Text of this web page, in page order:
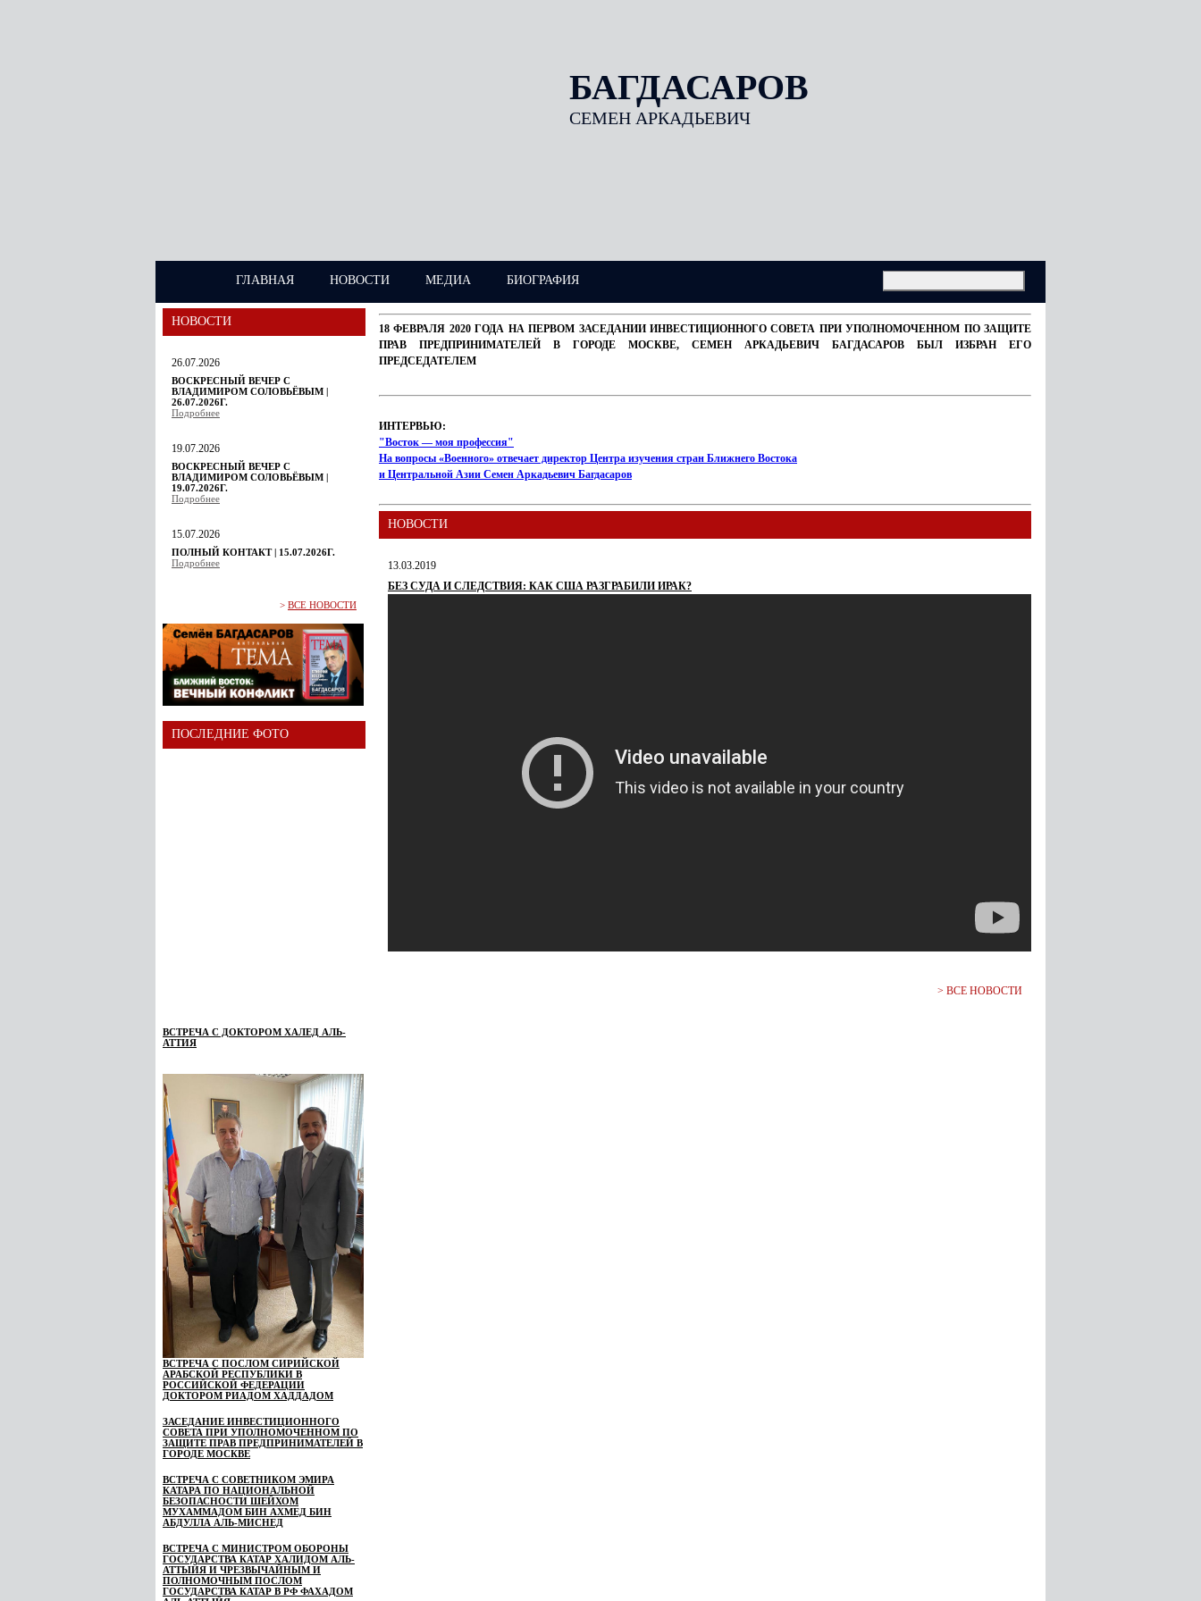
БАГДАСАРОВ
СЕМЕН АРКАДЬЕВИЧ
ГЛАВНАЯ НОВОСТИ МЕДИА БИОГРАФИЯ
НОВОСТИ
26.07.2026
ВОСКРЕСНЫЙ ВЕЧЕР С
ВЛАДИМИРОМ СОЛОВЬЁВЫМ |
26.07.2026Г.
Подробнее
19.07.2026
ВОСКРЕСНЫЙ ВЕЧЕР С
ВЛАДИМИРОМ СОЛОВЬЁВЫМ |
19.07.2026Г.
Подробнее
15.07.2026
ПОЛНЫЙ КОНТАКТ | 15.07.2026Г.
Подробнее
> ВСЕ НОВОСТИ
ПОСЛЕДНИЕ ФОТО
ВСТРЕЧА С ДОКТОРОМ ХАЛЕД АЛЬ-
АТТИЯ
ВСТРЕЧА С ПОСЛОМ СИРИЙСКОЙ
АРАБСКОЙ РЕСПУБЛИКИ В
РОССИЙСКОЙ ФЕДЕРАЦИИ
ДОКТОРОМ РИАДОМ ХАДДАДОМ
ЗАСЕДАНИЕ ИНВЕСТИЦИОННОГО
СОВЕТА ПРИ УПОЛНОМОЧЕННОМ ПО
ЗАЩИТЕ ПРАВ ПРЕДПРИНИМАТЕЛЕЙ В
ГОРОДЕ МОСКВЕ
ВСТРЕЧА С СОВЕТНИКОМ ЭМИРА
КАТАРА ПО НАЦИОНАЛЬНОЙ
БЕЗОПАСНОСТИ ШЕЙХОМ
МУХАММАДОМ БИН АХМЕД БИН
АБДУЛЛА АЛЬ-МИСНЕД
ВСТРЕЧА С МИНИСТРОМ ОБОРОНЫ
ГОСУДАРСТВА КАТАР ХАЛИДОМ АЛЬ-
АТТЫЙЯ И ЧРЕЗВЫЧАЙНЫМ И
ПОЛНОМОЧНЫМ ПОСЛОМ
ГОСУДАРСТВА КАТАР В РФ ФАХАДОМ
18 ФЕВРАЛЯ 2020 ГОДА НА ПЕРВОМ ЗАСЕДАНИИ ИНВЕСТИЦИОННОГО СОВЕТА ПРИ УПОЛНОМОЧЕННОМ ПО ЗАЩИТЕ
ПРАВ ПРЕДПРИНИМАТЕЛЕЙ В ГОРОДЕ МОСКВЕ, СЕМЕН АРКАДЬЕВИЧ БАГДАСАРОВ БЫЛ ИЗБРАН ЕГО
ПРЕДСЕДАТЕЛЕМ
ИНТЕРВЬЮ:
"Восток — моя профессия"
На вопросы «Военного» отвечает директор Центра изучения стран Ближнего Востока
и Центральной Азии Семен Аркадьевич Багдасаров
НОВОСТИ
13.03.2019
БЕЗ СУДА И СЛЕДСТВИЯ: КАК США РАЗГРАБИЛИ ИРАК?
> ВСЕ НОВОСТИ